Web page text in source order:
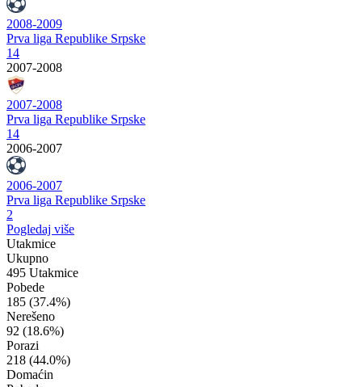
2008-2009
Prva liga Republike Srpske
14
2007-2008
2007-2008
Prva liga Republike Srpske
14
2006-2007
2006-2007
Prva liga Republike Srpske
2
Pogledaj više
Utakmice
Ukupno
495 Utakmice
Pobede
185 (37.4%)
Nerešeno
92 (18.6%)
Porazi
218 (44.0%)
Domaćin